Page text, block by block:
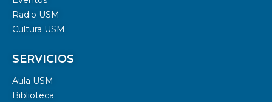
Radio USM
Cultura USM
SERVICIOS
Aula USM
Biblioteca